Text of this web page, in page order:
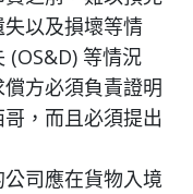
以及損壞等情
(OS&D) 等情況
方必須負責證明
，而且必須提出
司應在貨物入境